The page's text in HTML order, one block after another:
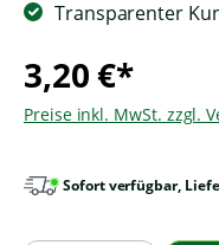
Transparenter
3,20 €*
Preise inkl. MwSt. zzgl.
Sofort verfügbar,